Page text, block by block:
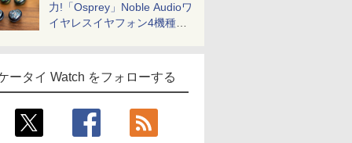
力!「Osprey」Noble Audioワ
イヤレスイヤフォン4機種を
ータイ Watch をフォローする